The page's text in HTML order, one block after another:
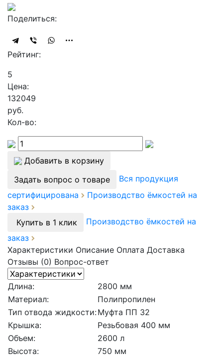
Поделиться:
Рейтинг:
5
Цена:
132049
руб.
Кол-во:
Добавить в корзину
Задать вопрос о товаре
Вся продукция
сертифицирована
Производство ёмкостей на
заказ
Купить в 1 клик
Производство ёмкостей на
заказ
Характеристики Описание Оплата Доставка
Отзывы (0) Вопрос-ответ
Длина:
2800 мм
Материал:
Полипропилен
Тип отвода жидкости:Муфта ПП 32
Крышка:
Резьбовая 400 мм
Объем:
2600 л
Высота:
750 мм